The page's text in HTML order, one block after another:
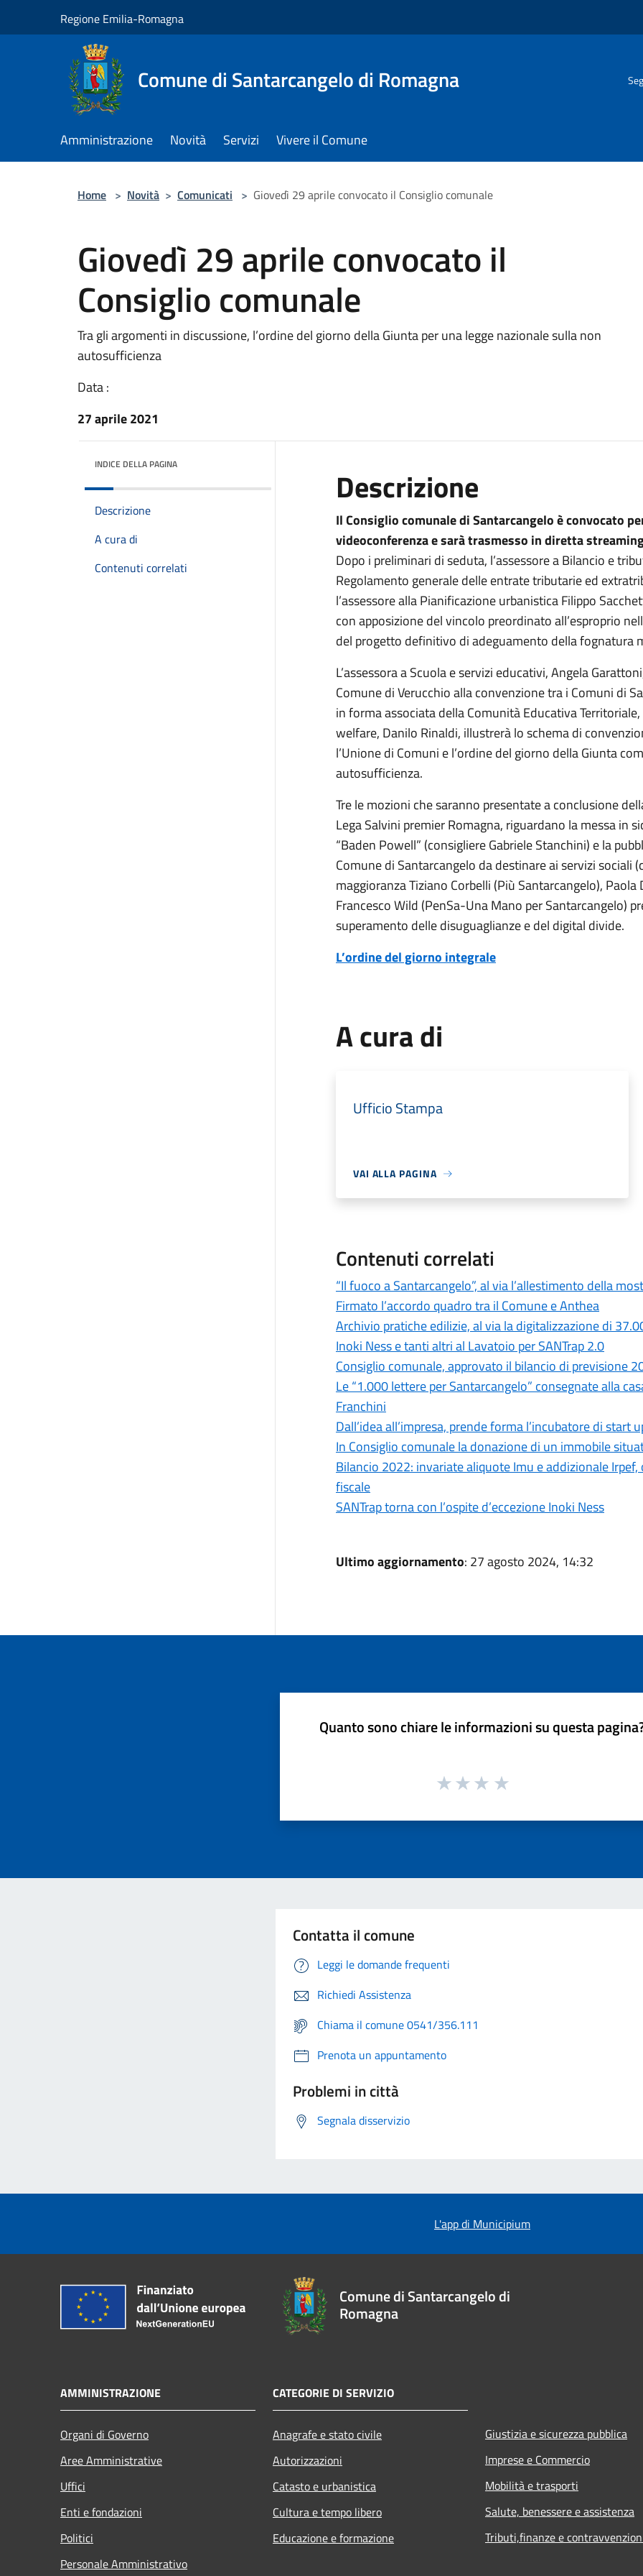
Regione Emilia-Romagna
Comune di Santarcangelo di Romagna
Amministrazione Novità Servizi Vivere il Comune
Home > Novità > Comunicati > Giovedì 29 aprile convocato il Consiglio comunale
Giovedì 29 aprile convocato il
Consiglio comunale
Tra gli argomenti in discussione, l’ordine del giorno della Giunta per una legge nazionale sulla non
autosufficienza
Data :
27 aprile 2021
INDICE DELLA PAGINA
Descrizione
A cura di
Contenuti correlati
Descrizione
Il Consiglio comunale di Santarcangelo è convocato
videoconferenza e sarà trasmesso in diretta
Dopo i preliminari di seduta, l’assessore a Bilancio e
Regolamento generale delle entrate tributarie ed
l’assessore alla Pianificazione urbanistica Filippo
con apposizione del vincolo preordinato all’esproprio
del progetto definitivo di adeguamento della fognatura
L’assessora a Scuola e servizi educativi, Angela
Comune di Verucchio alla convenzione tra i Comuni di
in forma associata della Comunità Educativa
welfare, Danilo Rinaldi, illustrerà lo schema di
l’Unione di Comuni e l’ordine del giorno della Giunta
autosufficienza.
Tre le mozioni che saranno presentate a conclusione
Lega Salvini premier Romagna, riguardano la messa in
“Baden Powell” (consigliere Gabriele Stanchini) e la
Comune di Santarcangelo da destinare ai servizi sociali
maggioranza Tiziano Corbelli (Più Santarcangelo),
Francesco Wild (PenSa-Una Mano per Santarcangelo)
superamento delle disuguaglianze e del digital divide.
L’ordine del giorno integrale
A cura di
Ufficio Stampa
VAI ALLA PAGINA
Contenuti correlati
“Il fuoco a Santarcangelo”, al via l’allestimento della
Firmato l’accordo quadro tra il Comune e Anthea
Archivio pratiche edilizie, al via la digitalizzazione di
Inoki Ness e tanti altri al Lavatoio per SANTrap 2.0
Consiglio comunale, approvato il bilancio di previsione
Le “1.000 lettere per Santarcangelo” consegnate alla
Franchini
Dall’idea all’impresa, prende forma l’incubatore di
In Consiglio comunale la donazione di un immobile
Bilancio 2022: invariate aliquote Imu e addizionale
fiscale
SANTrap torna con l’ospite d’eccezione Inoki Ness
Ultimo aggiornamento: 27 agosto 2024, 14:32
Quanto sono chiare le informazioni su questa
Contatta il comune
Leggi le domande frequenti
Richiedi Assistenza
Chiama il comune 0541/356.111
Prenota un appuntamento
Problemi in città
Segnala disservizio
L'app di Municipium
Comune di Santarcangelo di
Romagna
AMMINISTRAZIONE
Organi di Governo
Aree Amministrative
Uffici
Enti e fondazioni
Politici
Personale Amministrativo
CATEGORIE DI SERVIZIO
Anagrafe e stato civile
Autorizzazioni
Catasto e urbanistica
Cultura e tempo libero
Educazione e formazione
Giustizia e sicurezza pubblica
Imprese e Commercio
Mobilità e trasporti
Salute, benessere e assistenza
Tributi,finanze e